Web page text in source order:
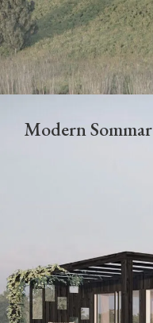
Modern Sommar